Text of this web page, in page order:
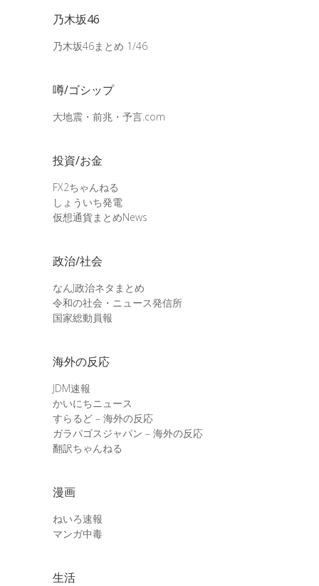
乃木坂46
乃木坂46まとめ 1/46
噂/ゴシップ
大地震・前兆・予言.com
投資/お金
FX2ちゃんねる
しょういち発電
仮想通貨まとめNews
政治/社会
なんJ政治ネタまとめ
令和の社会・ニュース発信所
国家総動員報
海外の反応
JDM速報
かいにちニュース
すらるど – 海外の反応
ガラパゴスジャパン – 海外の反応
翻訳ちゃんねる
漫画
ねいろ速報
マンガ中毒
生活